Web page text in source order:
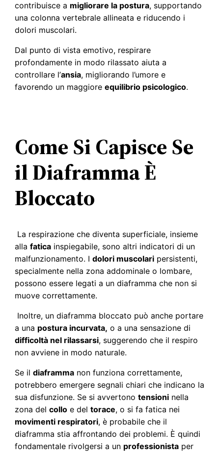
contribuisce a migliorare la postura, supportando
una colonna vertebrale allineata e riducendo i
dolori muscolari.
Dal punto di vista emotivo, respirare
profondamente in modo rilassato aiuta a
controllare l’ansia, migliorando l’umore e
favorendo un maggioreequilibrio psicologico.
Come Si Capisce Se
il Diaframma È
Bloccato
La respirazione che diventa superficiale, insieme
allafatica inspiegabile, sono altri indicatori di un
malfunzionamento. Idolori muscolari persistenti,
specialmente nella zona addominale o lombare,
possono essere legati a un diaframma che non si
muove correttamente.
Inoltre, un diaframma bloccato può anche portare
a una postura incurvata, o a una sensazione di
difficoltà nel rilassarsi, suggerendo che il respiro
non avviene in modo naturale.
Se ildiaframma non funziona correttamente,
potrebbero emergere segnali chiari che indicano la
sua disfunzione. Se si avvertonotensioni nella
zona delcollo e deltorace, o si fa fatica nei
movimenti respiratori, è probabile che il
diaframma stia affrontando dei problemi. È quindi
fondamentale rivolgersi a un professionista per